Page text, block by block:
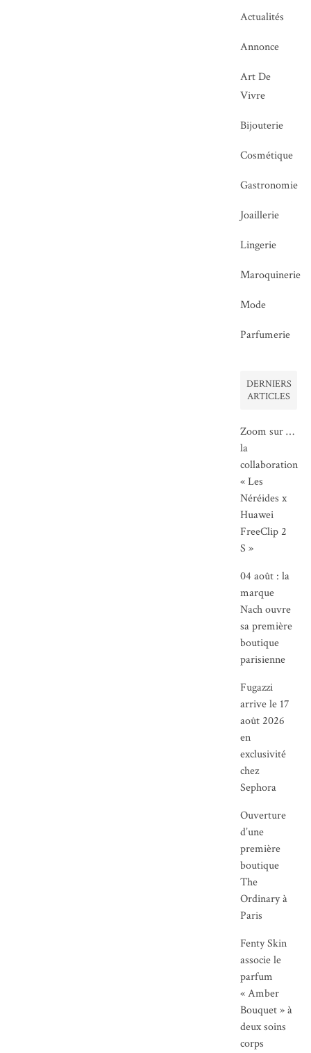
Actualités
Annonce
Art De
Vivre
Bijouterie
Cosmétique
Gastronomie
Joaillerie
Lingerie
Maroquinerie
Mode
Parfumerie
DERNIERS
ARTICLES
Zoom sur …
la
collaboration
« Les
Néréides x
Huawei
FreeClip 2
S »
04 août : la
marque
Nach ouvre
sa première
boutique
parisienne
Fugazzi
arrive le 17
août 2026
en
exclusivité
chez
Sephora
Ouverture
d’une
première
boutique
The
Ordinary à
Paris
Fenty Skin
associe le
parfum
« Amber
Bouquet » à
deux soins
corps